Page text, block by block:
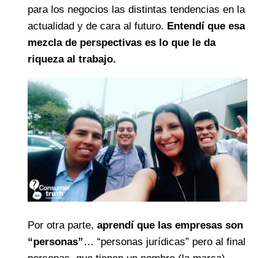
para los negocios las distintas tendencias en la
actualidad y de cara al futuro. Entendí que esa
mezcla de perspectivas es lo que le da
riqueza al trabajo.
Por otra parte, aprendí que las empresas son
“personas”… “personas jurídicas” pero al final